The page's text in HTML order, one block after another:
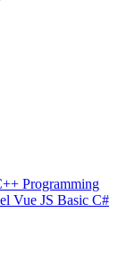
Programming
Vue JS Basic C#